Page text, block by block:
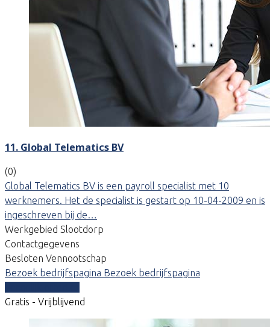
11. Global Telematics BV
(0)
Global Telematics BV is een payroll specialist met 10
werknemers. Het de specialist is gestart op 10-04-2009 en is
ingeschreven bij de…
Werkgebied Slootdorp
Contactgegevens
Besloten Vennootschap
Bezoek bedrijfspagina Bezoek bedrijfspagina
Gratis - Vrijblijvend